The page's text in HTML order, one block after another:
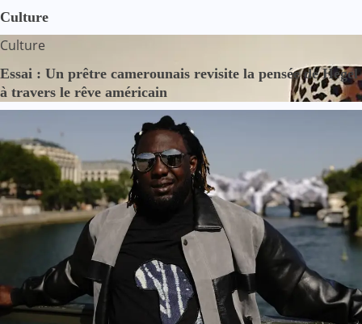
Culture
Culture
Essai : Un prêtre camerounais revisite la pensée de Hegel
à travers le rêve américain